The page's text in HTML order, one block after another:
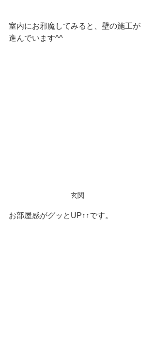
室内にお邪魔してみると、壁の施工が
進んでいます^^
玄関
お部屋感がグッとUP↑↑です。